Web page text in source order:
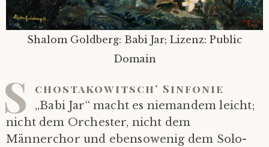
Shalom Goldberg: Babi Jar; Lizenz: Public
Domain
S chostakowitsch’ Sinfonie
„Babi Jar“ macht es niemandem leicht;
nicht dem Orchester, nicht dem
Männerchor und ebensowenig dem Solo-